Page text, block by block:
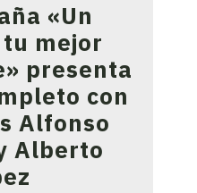
«Un
mejor
presenta
con
Alfonso
Alberto